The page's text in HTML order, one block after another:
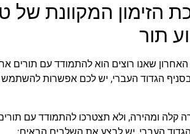
הזימון המקוונת של
תור
האחרון שאנו רוצים הוא להתמודד עם תורים
הגדוד העברי, יש לכם אפשרות להשתמש
קלה ומהירה, ולא תצטרכו להתמודד עם